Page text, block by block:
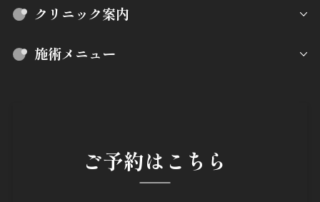
クリニック案内
施術メニュー
ご予約はこちら